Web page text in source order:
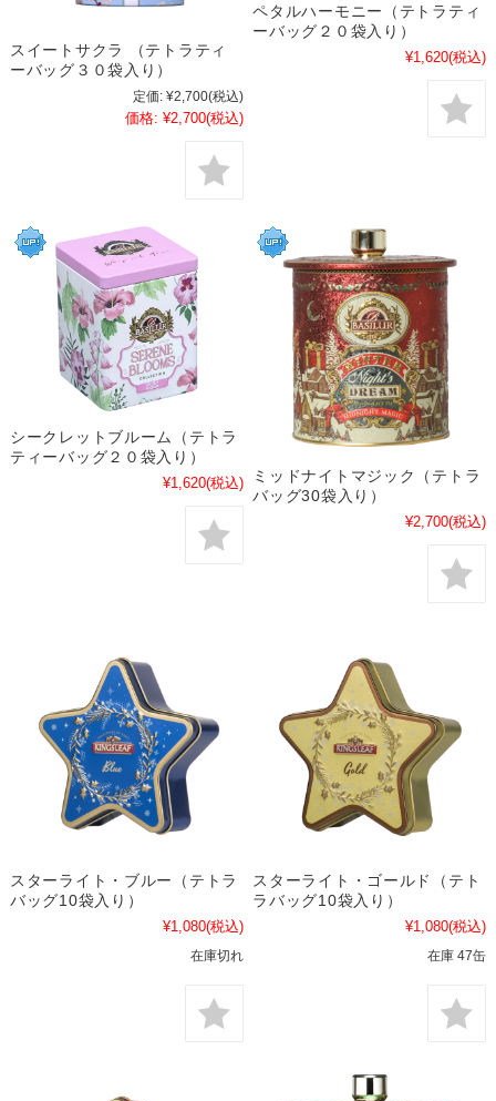
スイートサクラ （テトラティ
ーバッグ３０袋入り）
定価: ¥2,700(税込)
価格: ¥2,700(税込)
ペタルハーモニー（テトラティ
ーバッグ２０袋入り）
¥1,620(税込)
シークレットブルーム（テトラ
ティーバッグ２０袋入り）
¥1,620(税込)
ミッドナイトマジック（テトラ
バッグ30袋入り）
¥2,700(税込)
スターライト・ブルー（テトラ
バッグ10袋入り）
¥1,080(税込)
在庫切れ
スターライト・ゴールド（テト
ラバッグ10袋入り）
¥1,080(税込)
在庫 47缶